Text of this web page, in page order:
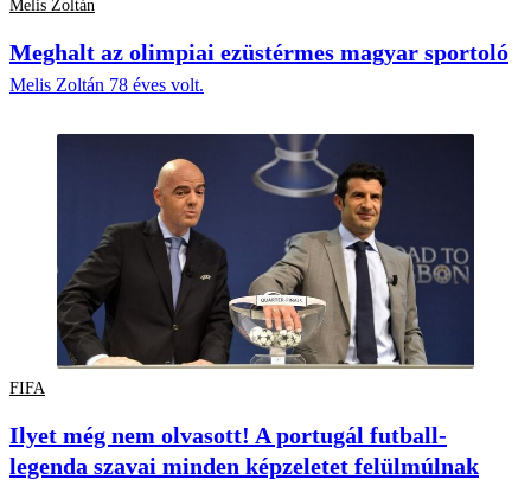
Melis Zoltán
Meghalt az olimpiai ezüstérmes magyar sportoló
Melis Zoltán 78 éves volt.
FIFA
Ilyet még nem olvasott! A portugál futball-
legenda szavai minden képzeletet felülmúlnak